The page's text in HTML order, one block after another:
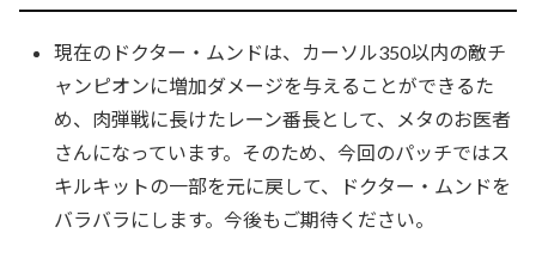
現在のドクター・ムンドは、カーソル350以内の敵チ
ャンピオンに増加ダメージを与えることができるた
め、肉弾戦に長けたレーン番長として、メタのお医者
さんになっています。そのため、今回のパッチではス
キルキットの一部を元に戻して、ドクター・ムンドを
バラバラにします。今後もご期待ください。